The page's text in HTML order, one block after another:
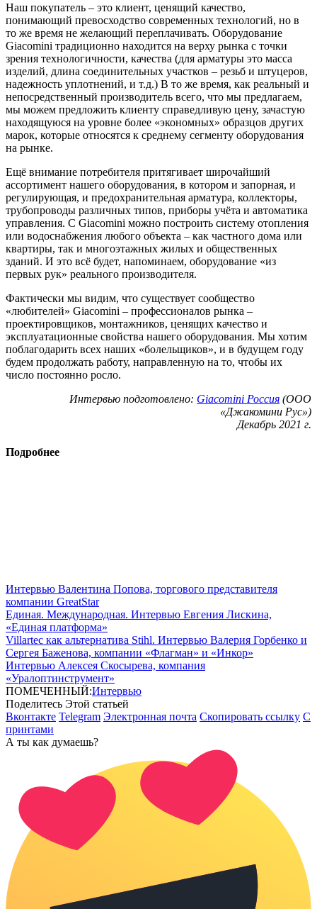
Наш покупатель – это клиент, ценящий качество,
понимающий превосходство современных технологий, но в
то же время не желающий переплачивать. Оборудование
Giacomini традиционно находится на верху рынка с точки
зрения технологичности, качества (для арматуры это масса
изделий, длина соединительных участков – резьб и штуцеров,
надежность уплотнений, и т.д.) В то же время, как реальный и
непосредственный производитель всего, что мы предлагаем,
мы можем предложить клиенту справедливую цену, зачастую
находящуюся на уровне более «экономных» образцов других
марок, которые относятся к среднему сегменту оборудования
на рынке.
Ещё внимание потребителя притягивает широчайший
ассортимент нашего оборудования, в котором и запорная, и
регулирующая, и предохранительная арматура, коллекторы,
трубопроводы различных типов, приборы учёта и автоматика
управления. С Giacomini можно построить систему отопления
или водоснабжения любого объекта – как частного дома или
квартиры, так и многоэтажных жилых и общественных
зданий. И это всё будет, напоминаем, оборудование «из
первых рук» реального производителя.
Фактически мы видим, что существует сообщество
«любителей» Giacomini – профессионалов рынка –
проектировщиков, монтажников, ценящих качество и
эксплуатационные свойства нашего оборудования. Мы хотим
поблагодарить всех наших «болельщиков», и в будущем году
будем продолжать работу, направленную на то, чтобы их
число постоянно росло.
Интервью подготовлено: Giacomini Россия (ООО
«Джакомини Рус»)
Декабрь 2021 г.
Подробнее
Интервью Валентина Попова, торгового представителя
компании GreatStar
Единая. Международная. Интервью Евгения Лискина,
«Единая платформа»
Villartec как альтернатива Stihl. Интервью Валерия Горбенко и
Сергея Баженова, компании «Флагман» и «Инкор»
Интервью Алексея Скосырева, компания
«Уралоптинструмент»
ПОМЕЧЕННЫЙ:Интервью
Поделитесь Этой статьей
Вконтакте Telegram Электронная почта Скопировать ссылку С
принтами
А ты как думаешь?